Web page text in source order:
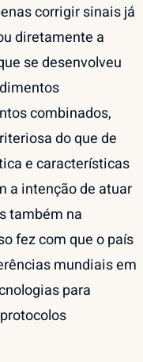
corrigir sinais já
diretamente a
se desenvolveu
combinados,
do que de
e características
a intenção de atuar
também na
fez com que o país
mundiais em
para